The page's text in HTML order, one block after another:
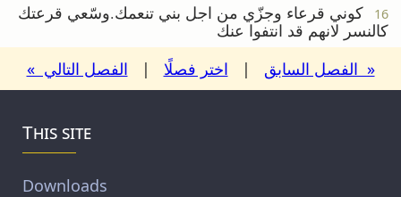
16
كوني قرعاء وجزّي من اجل بني تنعمك.وسّعي قرعتك
كالنسر لانهم قد انتفوا عنك
« الفصل السابق | اختر فصلًا | الفصل التالي »
This site
Downloads